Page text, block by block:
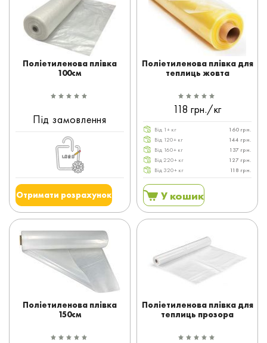
Поліетиленова плівка
100см
Під замовлення
Отримати розрахунок
Поліетиленова плівка для
теплиць жовта
118 грн./кг
Від 1+ кг
160 грн.
Від 120+ кг
144 грн.
Від 160+ кг
137 грн.
Від 220+ кг
127 грн.
Від 320+ кг
118 грн.
У кошик
Поліетиленова плівка
150см
Поліетиленова плівка для
теплиць прозора